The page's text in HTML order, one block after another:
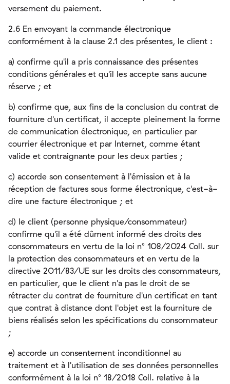
versement du paiement.
2.6 En envoyant la commande électronique
conformément à la clause 2.1 des présentes, le client :
a) confirme qu'il a pris connaissance des présentes
conditions générales et qu'il les accepte sans aucune
réserve ; et
b) confirme que, aux fins de la conclusion du contrat de
fourniture d'un certificat, il accepte pleinement la forme
de communication électronique, en particulier par
courrier électronique et par Internet, comme étant
valide et contraignante pour les deux parties ;
c) accorde son consentement à l'émission et à la
réception de factures sous forme électronique, c'est-à-
dire une facture électronique ; et
d) le client (personne physique/consommateur)
confirme qu'il a été dûment informé des droits des
consommateurs en vertu de la loi n° 108/2024 Coll. sur
la protection des consommateurs et en vertu de la
directive 2011/83/UE sur les droits des consommateurs,
en particulier, que le client n'a pas le droit de se
rétracter du contrat de fourniture d'un certificat en tant
que contrat à distance dont l'objet est la fourniture de
biens réalisés selon les spécifications du consommateur
;
e) accorde un consentement inconditionnel au
traitement et à l'utilisation de ses données personnelles
conformément à la loi n° 18/2018 Coll. relative à la